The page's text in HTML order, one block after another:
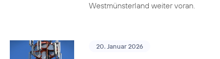
Westmünsterland weiter voran.
20. Januar 2026